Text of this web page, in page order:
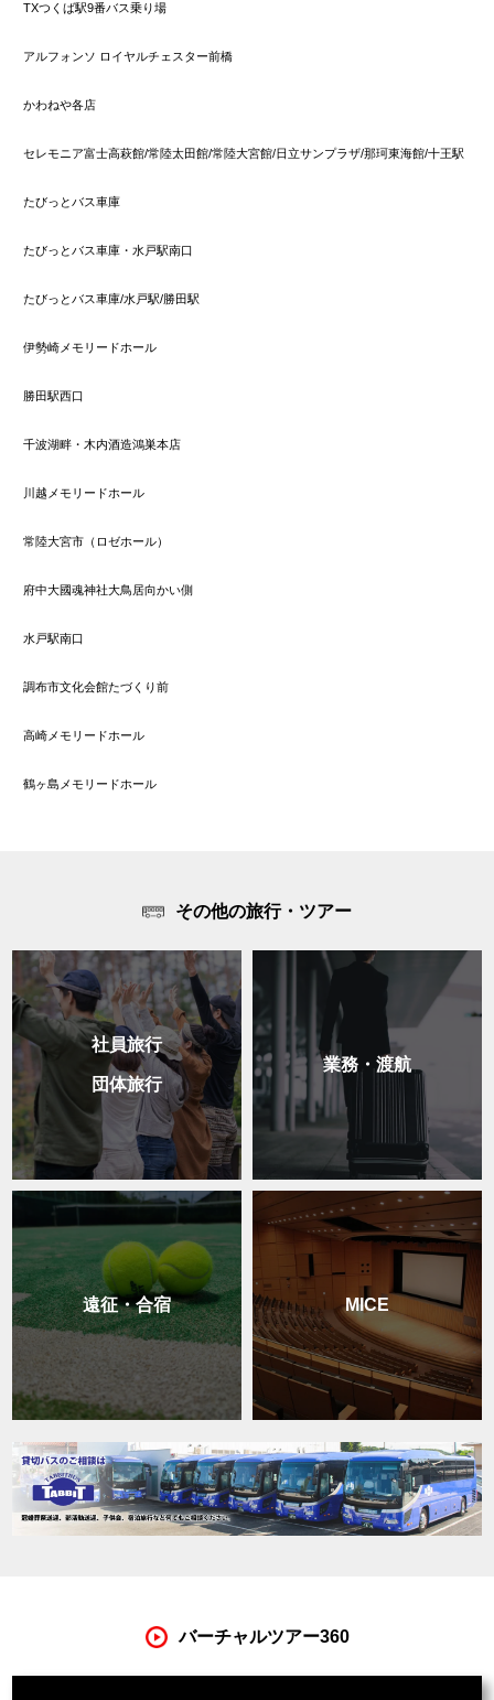
TXつくば駅9番バス乗り場
アルフォンソ ロイヤルチェスター前橋
かわねや各店
セレモニア富士高萩館/常陸太田館/常陸大宮館/日立サンプラザ/那珂東海館/十王駅
たびっとバス車庫
たびっとバス車庫・水戸駅南口
たびっとバス車庫/水戸駅/勝田駅
伊勢崎メモリードホール
勝田駅西口
千波湖畔・木内酒造鴻巣本店
川越メモリードホール
常陸大宮市（ロゼホール）
府中大國魂神社大鳥居向かい側
水戸駅南口
調布市文化会館たづくり前
高崎メモリードホール
鶴ヶ島メモリードホール
その他の旅行・ツアー
社員旅行
団体旅行
業務・渡航
遠征・合宿 MICE
バーチャルツアー360